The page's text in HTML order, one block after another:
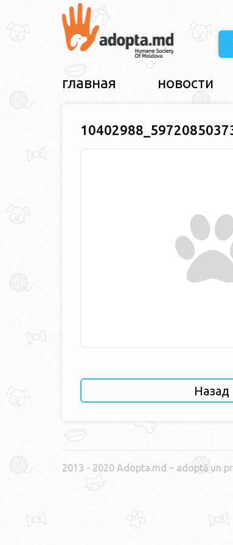
главная новости
Назад
2013 - 2020 Adopta.md – adoptă un